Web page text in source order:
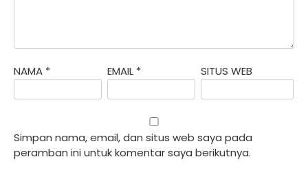
NAMA * EMAIL * SITUS WEB
Simpan nama, email, dan situs web saya pada
peramban ini untuk komentar saya berikutnya.